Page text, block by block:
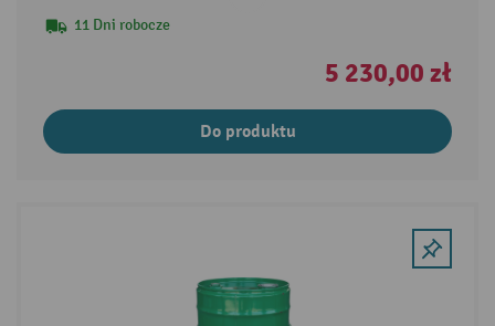
11 Dni robocze
5 230,00 zł
Do produktu